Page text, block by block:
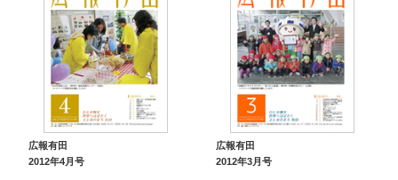
広報有田
2012年4月号
広報有田
2012年3月号